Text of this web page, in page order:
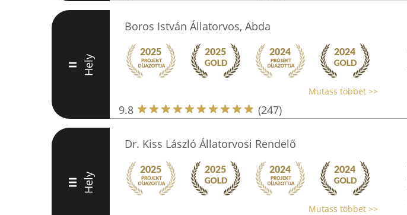
II Hely
Boros István Állatorvos, Abda
Mutass többet >>
9.8 (247)
III Hely
Dr. Kiss László Állatorvosi Rendelő
Mutass többet >>